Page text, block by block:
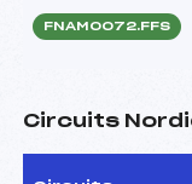
FNAM0072.FFS
Circuits